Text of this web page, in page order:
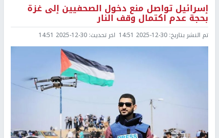
إسرائيل تواصل منع دخول الصحفيين إلى غزة
بحجة عدم اكتمال وقف النار
تم النشر بتاريخ: 2025-12-30 14:51 اخر تحديث: 2025-12-30 14:51